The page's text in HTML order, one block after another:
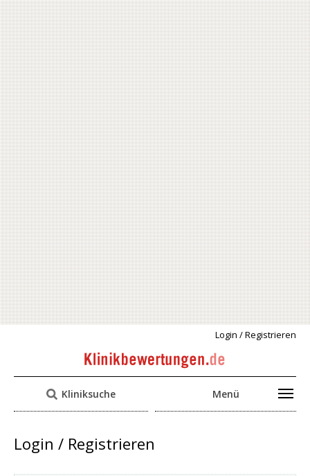
Login / Registrieren
Kliniksuche Menü
Login / Registrieren